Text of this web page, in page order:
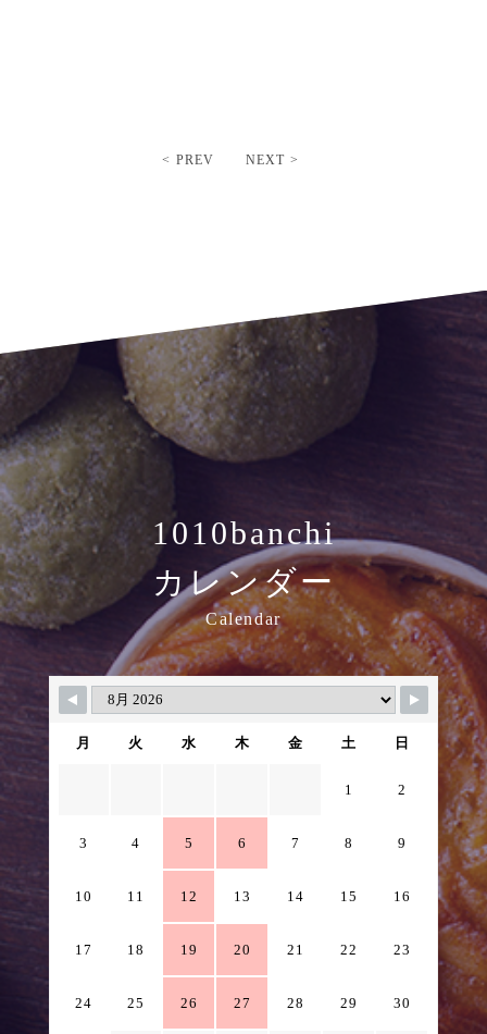
< PREV NEXT >
1010banchi
カレンダー
Calendar
月 火 水 木 金 土 日
1 2
3 4 5 6 7 8 9
10 11 12 13 14 15 16
17 18 19 20 21 22 23
24 25 26 27 28 29 30